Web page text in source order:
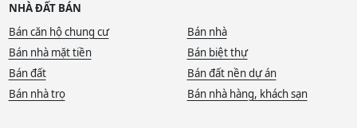
NHÀ ĐẤT BÁN
Bán căn hộ chung cư
Bán nhà
Bán nhà mặt tiền
Bán biệt thự
Bán đất
Bán đất nền dự án
Bán nhà trọ
Bán nhà hàng, khách sạn